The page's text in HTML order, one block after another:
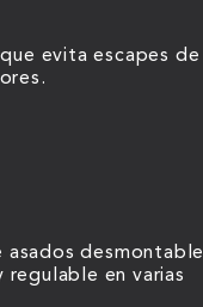
evita escapes de
asados desmontable
regulable en varias